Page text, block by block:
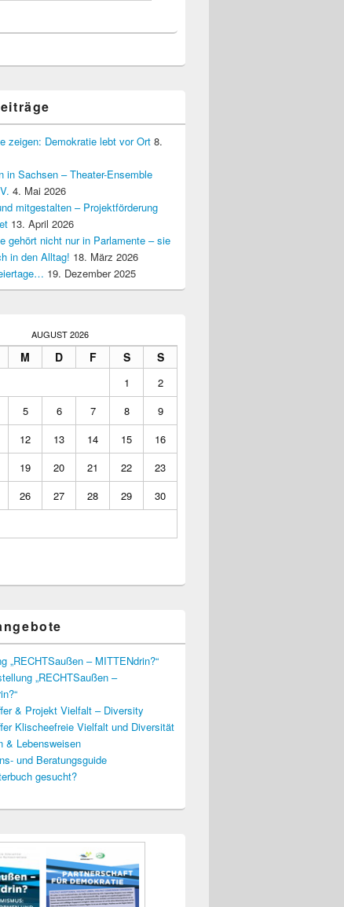
zeigen: Demokratie lebt vor Ort 8.
in Sachsen – Theater-Ensemble
4. Mai 2026
mitgestalten – Projektförderung
13. April 2026
gehört nicht nur in Parlamente – sie
in den Alltag! 18. März 2026
19. Dezember 2025
AUGUST 2026
M D F S S
1
2
5 6 7 8
9
12 13 14 15
16
19 20 21 22
23
26 27 28 29
30
„RECHTSaußen – MITTENdrin?“
„RECHTSaußen –
& Projekt Vielfalt – Diversity
Klischeefreie Vielfalt und Diversität
& Lebensweisen
und Beratungsguide
gesucht?